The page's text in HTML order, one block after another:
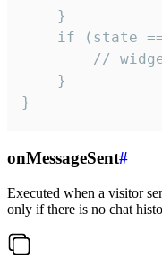
    }
if (state
//
    }
}
onMessageSent#
Executed when a visitor
only if there is no chat